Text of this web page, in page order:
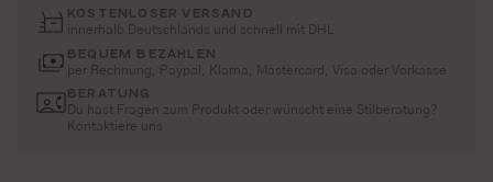
KOSTENLOSER VERSAND
innerhalb Deutschlands und schnell mit DHL
BEQUEM BEZAHLEN
per Rechnung, Paypal, Klarna, Mastercard, Visa oder Vorkasse
BERATUNG
Du hast Fragen zum Produkt oder wünscht eine Stilberatung?
Kontaktiere uns